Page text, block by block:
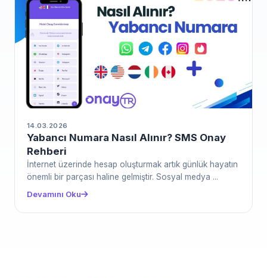
14.03.2026
Yabancı Numara Nasıl Alınır? SMS Onay
Rehberi
İnternet üzerinde hesap oluşturmak artık günlük hayatın
önemli bir parçası haline gelmiştir. Sosyal medya ...
Devamını Oku